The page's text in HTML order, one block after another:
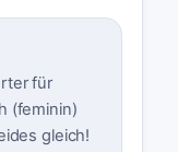
für
(feminin)
gleich!